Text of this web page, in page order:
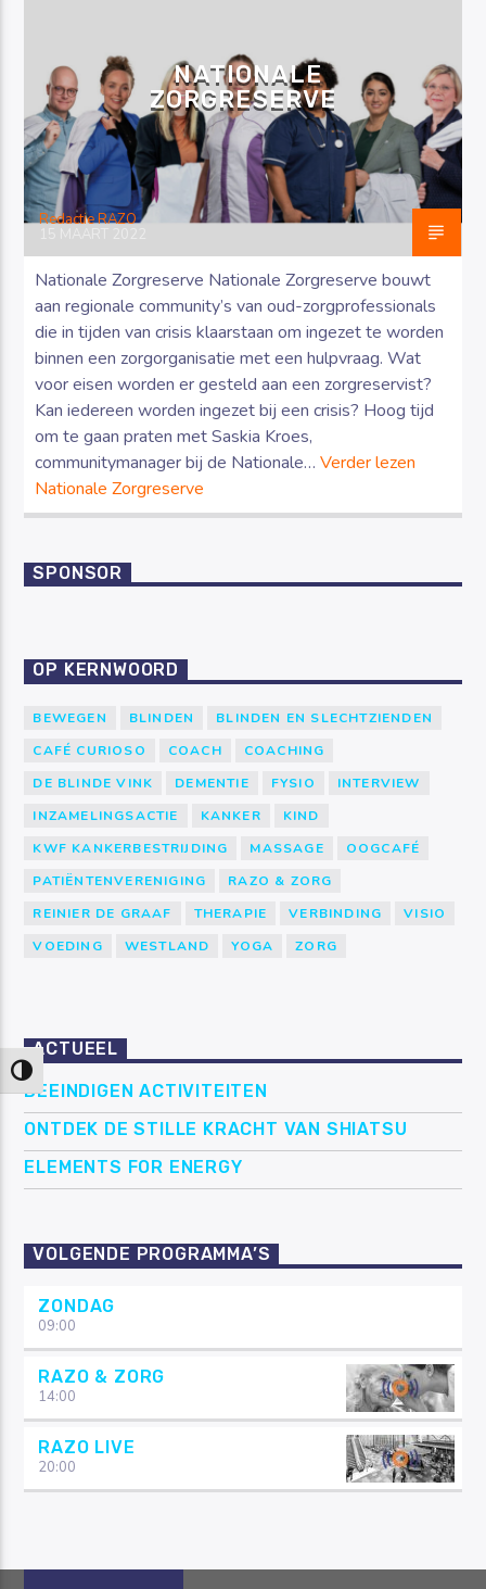
Keuze voor hoog contrast
Luister RAZO online
NATIONALE
ZORGRESERVE
Redactie RAZO
Nationale Zorgreserve Nationale Zorgreserve bouwt
aan regionale community’s van oud-zorgprofessionals
die in tijden van crisis klaarstaan om ingezet te worden
binnen een zorgorganisatie met een hulpvraag. Wat
voor eisen worden er gesteld aan een zorgreservist?
Kan iedereen worden ingezet bij een crisis? Hoog tijd
om te gaan praten met Saskia Kroes,
communitymanager bij de Nationale…Verder lezen
Nationale Zorgreserve
SPONSOR
OP KERNWOORD
BEWEGEN BLINDEN
BLINDEN EN SLECHTZIENDEN
CAFÉ CURIOSO
COACH
COACHING
DE BLINDE VINK
DEMENTIE FYSIO
INTERVIEW
INZAMELINGSACTIE
KANKER
KIND
KWF KANKERBESTRIJDING
MASSAGE
OOGCAFÉ
PATIËNTENVERENIGING
RAZO & ZORG
REINIER DE GRAAF
THERAPIE VERBINDING
VISIO
VOEDING
WESTLAND YOGA ZORG
ACTUEEL
BEEINDIGEN ACTIVITEITEN
ONTDEK DE STILLE KRACHT VAN SHIATSU
ELEMENTS FOR ENERGY
VOLGENDE PROGRAMMA’S
ZONDAG
09:00
RAZO & ZORG
14:00
RAZO LIVE
20:00